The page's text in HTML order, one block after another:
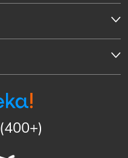
(400+)